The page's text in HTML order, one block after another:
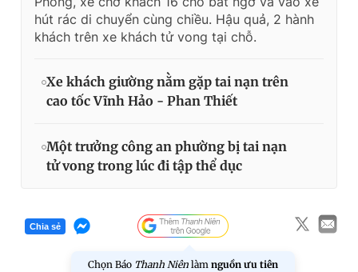
hút rác di chuyển cùng chiều. Hậu quả, 2 hành
khách trên xe khách tử vong tại chỗ.
Xe khách giường nằm gặp tai nạn trên
cao tốc Vĩnh Hảo - Phan Thiết
Một trưởng công an phường bị tai nạn
tử vong trong lúc đi tập thể dục
Chia sẻ
Chọn Báo Thanh Niên làm nguồn ưu tiên